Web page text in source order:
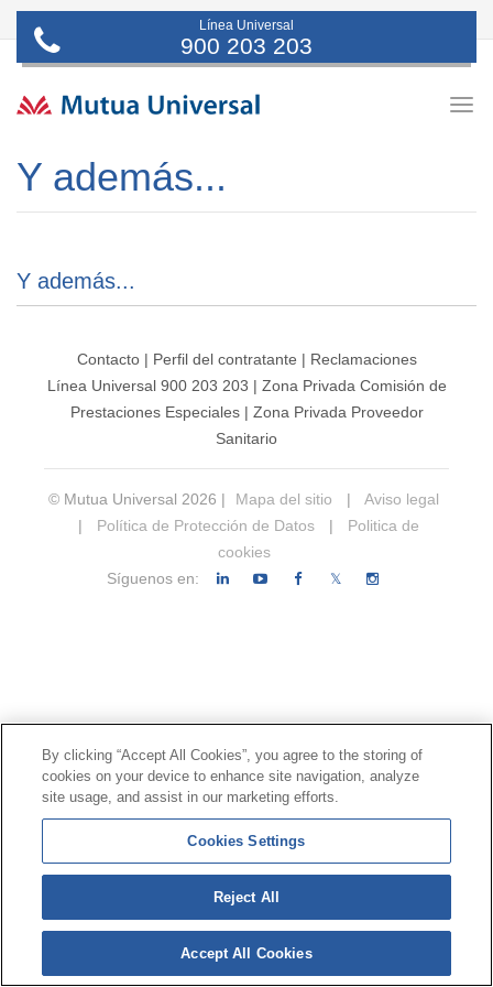
Línea Universal
900 203 203
Y además...
Y además...
Contacto| Perfil del contratante | Reclamaciones
Línea Universal 900 203 203 | Zona Privada Comisión de
Prestaciones Especiales| Zona Privada Proveedor
Sanitario
© Mutua Universal 2026 | Mapa del sitio |
Aviso legal
|
Política de Protección de Datos |
Politica de
cookies
Síguenos en:
𝕏
By clicking “Accept All Cookies”, you agree to the storing of
cookies on your device to enhance site navigation, analyze
site usage, and assist in our marketing efforts.
Cookies Settings
Reject All
Accept All Cookies